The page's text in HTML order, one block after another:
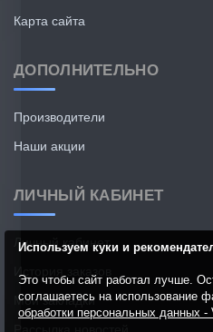
Карта сайта
ДОПОЛНИТЕЛЬНО
Производители
Наши акции
ЛИЧНЫЙ КАБИНЕТ
Личный кабинет
Мои закладки
Используем куки и
Это чтобы сайт работал лучше.
соглашаетесь на использование
обработки персональных данных -